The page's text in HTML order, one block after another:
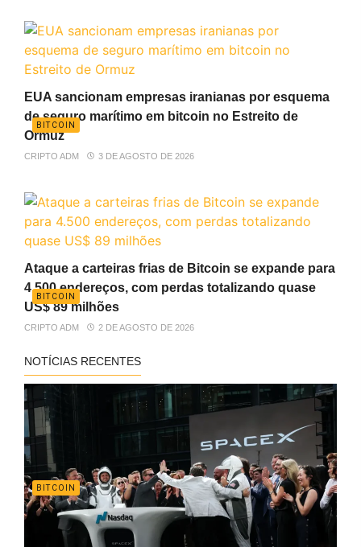
BITCOIN
EUA sancionam empresas iranianas por esquema
de seguro marítimo em bitcoin no Estreito de
Ormuz
CRIPTO ADM 3 DE AGOSTO DE 2026
BITCOIN
Ataque a carteiras frias de Bitcoin se expande para
4.500 endereços, com perdas totalizando quase
US$ 89 milhões
CRIPTO ADM 2 DE AGOSTO DE 2026
NOTÍCIAS RECENTES
BITCOIN